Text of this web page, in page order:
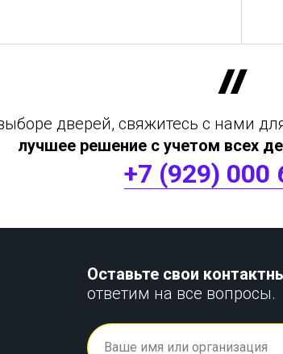
дверей, свяжитесь с нами
лучшее решение с учетом всех
+7 (929) 000
Оставьте свои
ответим на все вопросы.